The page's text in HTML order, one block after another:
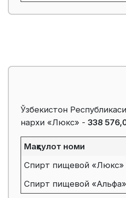
Ўзбекистон
нархи «Люкс» - 338
Маҳсулот номи
Спирт пищевой «Люкс»
Спирт пищевой «Альфа»